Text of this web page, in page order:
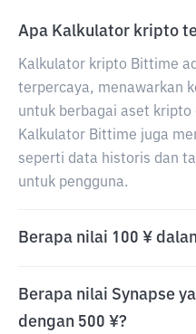
Apa Kalkulator kripto
Kalkulator kripto Bittime
terpercaya, menawarkan
untuk berbagai aset kripto
Kalkulator Bittime juga
seperti data historis dan
untuk pengguna.
Berapa nilai 100 ¥
Berapa nilai Synapse
dengan 500 ¥?